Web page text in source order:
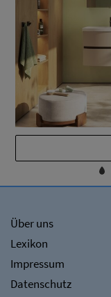
Über uns
Lexikon
Impressum
Datenschutz